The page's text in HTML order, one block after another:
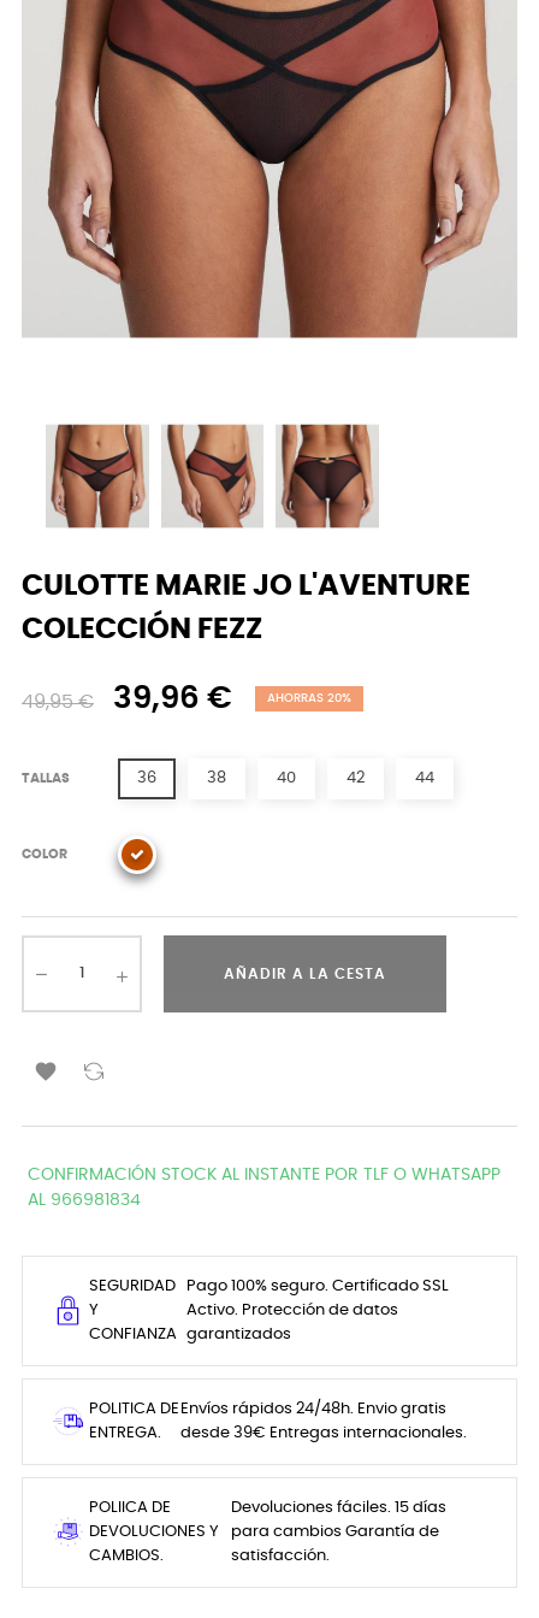
CULOTTE MARIE JO L'AVENTURE
COLECCIÓN FEZZ
49,95 € 39,96 € AHORRAS 20%
TALLAS 36 38 40 42 44
COLOR
AÑADIR A LA CESTA

CONFIRMACIÓN STOCK AL INSTANTE POR TLF O WHATSAPP
AL 966981834
SEGURIDAD
Y
CONFIANZA
Pago 100% seguro. Certificado SSL
Activo. Protección de datos
garantizados
POLITICA DE
ENTREGA.
Envíos rápidos 24/48h. Envio gratis
desde 39€ Entregas internacionales.
POLIICA DE
DEVOLUCIONES Y
CAMBIOS.
Devoluciones fáciles. 15 días
para cambios Garantía de
satisfacción.